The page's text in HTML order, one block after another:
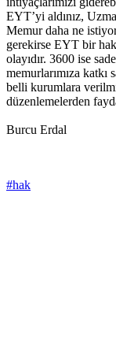
EYT’yi aldınız,
Memur daha ne
gerekirse EYT bir
olayıdır. 3600 ise
memurlarımıza katkı
belli kurumlara
düzenlemelerden
Burcu Erdal
#hak